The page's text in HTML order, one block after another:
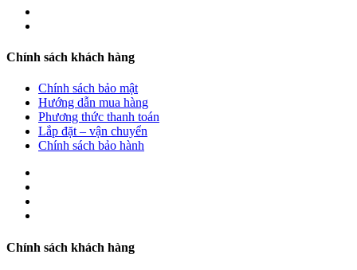
Chính sách khách hàng
Chính sách bảo mật
Hướng dẫn mua hàng
Phương thức thanh toán
Lắp đặt – vận chuyển
Chính sách bảo hành
Chính sách khách hàng